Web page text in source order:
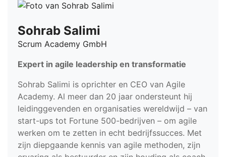
Sohrab Salimi
Scrum Academy GmbH
Expert in agile leadership en transformatie
Sohrab Salimi is oprichter en CEO van Agile
Academy. Al meer dan 20 jaar ondersteunt hij
leidinggevenden en organisaties wereldwijd – van
start-ups tot Fortune 500-bedrijven – om agile
werken om te zetten in echt bedrijfssucces. Met
zijn diepgaande kennis van agile methoden, zijn